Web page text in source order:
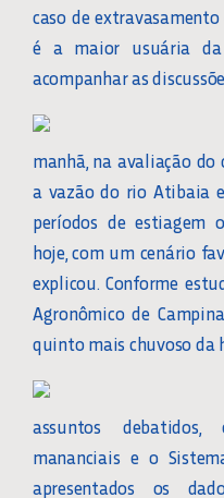
caso de extravasamento
é a maior usuária
acompanhar as
manhã, na avaliação
a vazão do rio Atibaia
períodos de estiagem
hoje, com um cenário
explicou. Conforme
Agronômico de
quinto mais chuvoso da
assuntos
mananciais e o
apresentados os